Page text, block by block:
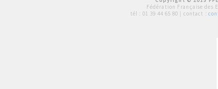
Fédération Française des
tél : 01 39 44 65 80 | contact :